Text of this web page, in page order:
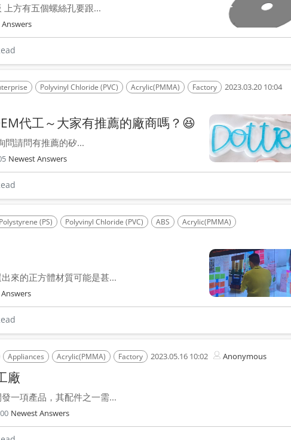
方有五個螺絲孔要跟...
Polyvinyl Chloride (PVC) Acrylic(PMMA) Factory
2023.03.20 10:04
代工～大家有推薦的廠商嗎？😆
問請問有推薦的矽...
Newest Answers
Polystyrene (PS) Polyvinyl Chloride (PVC) ABS Acrylic(PMMA)
來的正方體材質可能是甚...
Appliances Acrylic(PMMA) Factory 2023.05.16 10:02 Anonymous
廠
一項產品，其配件之一需...
Newest Answers